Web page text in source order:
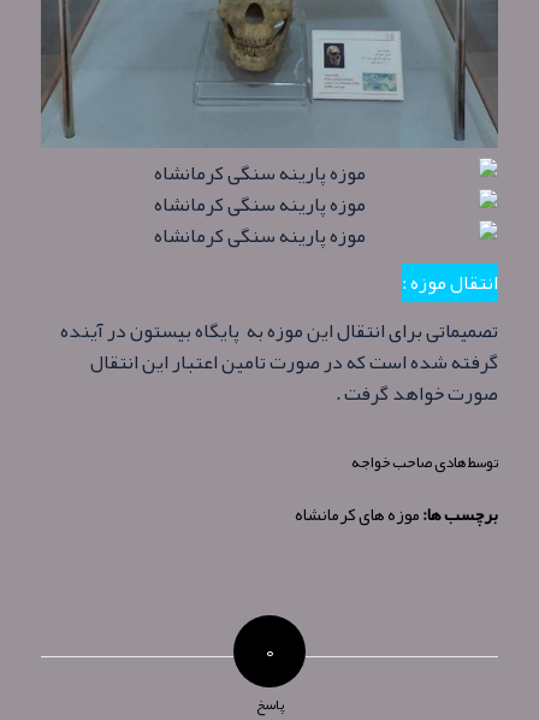
انتقال موزه :
تصمیماتی برای انتقال این موزه به پایگاه بیستون در آینده
گرفته شده است که در صورت تامین اعتبار این انتقال
صورت خواهد گرفت .
توسطهادی صاحب خواجه
برچسب ها:موزه های کرمانشاه
۰
پاسخ